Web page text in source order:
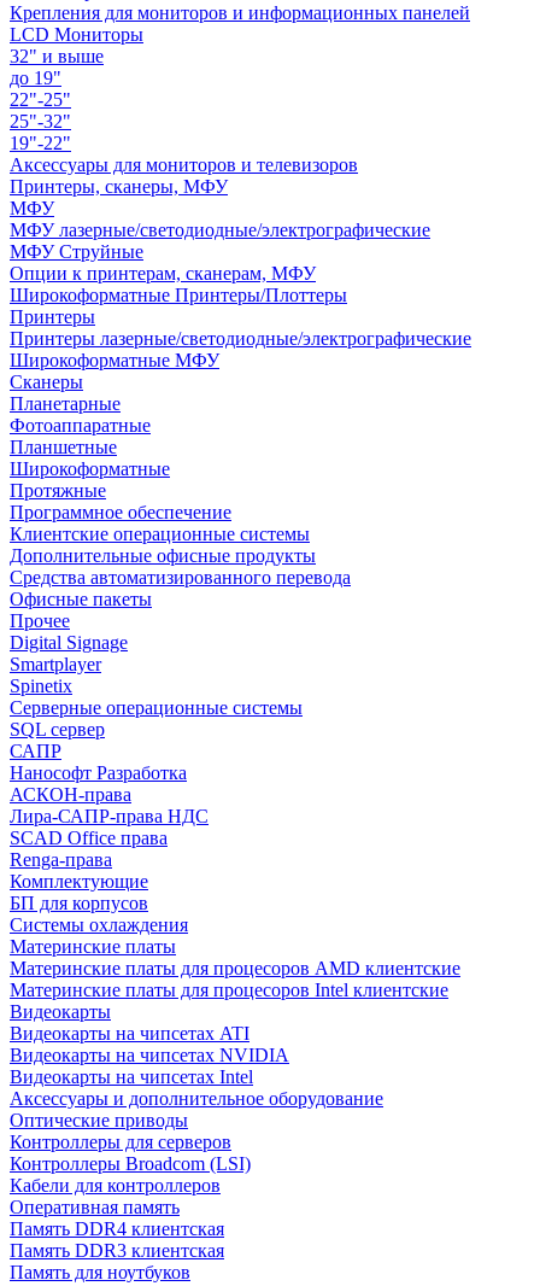
Крепления для мониторов и информационных панелей
LCD Мониторы
32" и выше
до 19"
22"-25"
25"-32"
19"-22"
Аксессуары для мониторов и телевизоров
Принтеры, сканеры, МФУ
МФУ
МФУ лазерные/светодиодные/электрографические
МФУ Струйные
Опции к принтерам, сканерам, МФУ
Широкоформатные Принтеры/Плоттеры
Принтеры
Принтеры лазерные/светодиодные/электрографические
Широкоформатные МФУ
Сканеры
Планетарные
Фотоаппаратные
Планшетные
Широкоформатные
Протяжные
Программное обеспечение
Клиентские операционные системы
Дополнительные офисные продукты
Средства автоматизированного перевода
Офисные пакеты
Прочее
Digital Signage
Smartplayer
Spinetix
Серверные операционные системы
SQL сервер
САПР
Нанософт Разработка
АСКОН-права
Лира-САПР-права НДС
SCAD Office права
Renga-права
Комплектующие
БП для корпусов
Системы охлаждения
Материнские платы
Материнские платы для процесоров AMD клиентские
Материнские платы для процесоров Intel клиентские
Видеокарты
Видеокарты на чипсетах ATI
Видеокарты на чипсетах NVIDIA
Видеокарты на чипсетах Intel
Аксессуары и дополнительное оборудование
Оптические приводы
Контроллеры для серверов
Контроллеры Broadcom (LSI)
Кабели для контроллеров
Оперативная память
Память DDR4 клиентская
Память DDR3 клиентская
Память для ноутбуков